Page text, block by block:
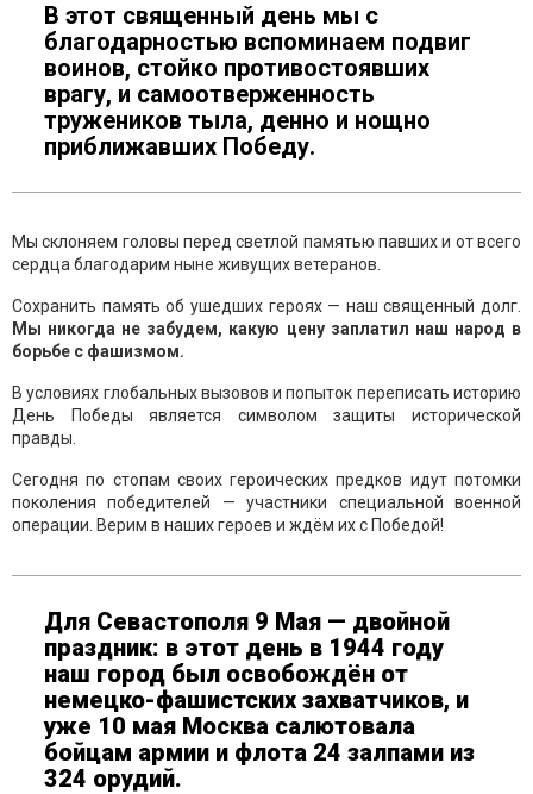
В этот священный день мы с
благодарностью вспоминаем подвиг
воинов, стойко противостоявших
врагу, и самоотверженность
тружеников тыла, денно и нощно
приближавших Победу.
Мы склоняем головы перед светлой памятью павших и от всего
сердца благодарим ныне живущих ветеранов.
Сохранить память об ушедших героях — наш священный долг.
Мы никогда не забудем, какую цену заплатил наш народ в
борьбе с фашизмом.
В условиях глобальных вызовов и попыток переписать историю
День Победы является символом защиты исторической
правды.
Сегодня по стопам своих героических предков идут потомки
поколения победителей — участники специальной военной
операции. Верим в наших героев и ждём их с Победой!
Для Севастополя 9 Мая — двойной
праздник: в этот день в 1944 году
наш город был освобождён от
немецко-фашистских захватчиков, и
уже 10 мая Москва салютовала
бойцам армии и флота 24 залпами из
324 орудий.